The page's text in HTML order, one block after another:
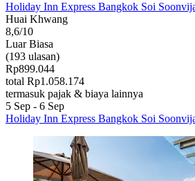
Holiday Inn Express Bangkok Soi
Huai Khwang
8,6/10
Luar Biasa
(193 ulasan)
Rp899.044
total Rp1.058.174
termasuk pajak & biaya lainnya
5 Sep - 6 Sep
Holiday Inn Express Bangkok Soi